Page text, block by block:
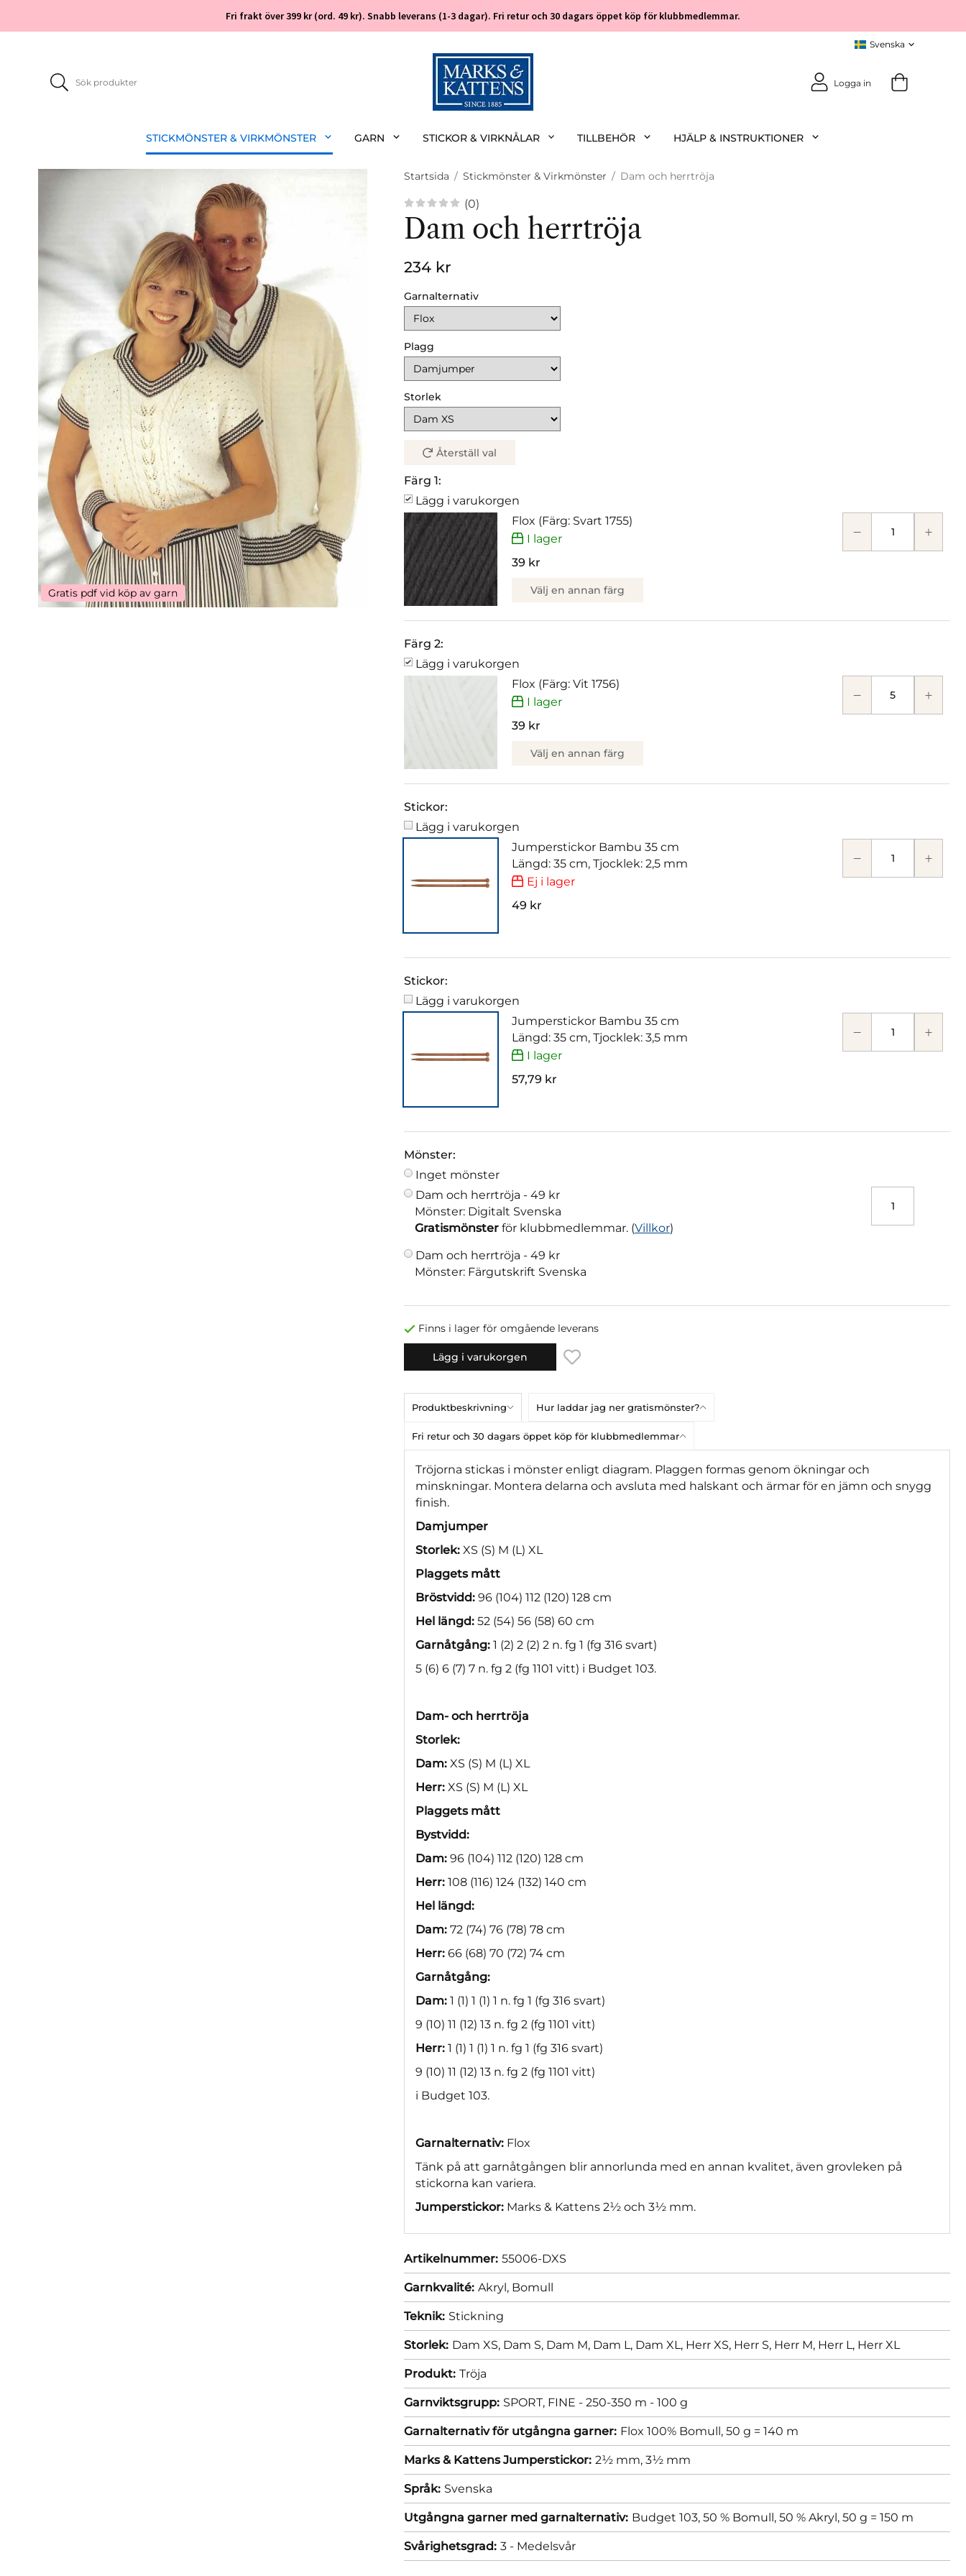
Fri frakt över 399 kr (ord. 49 kr). Snabb leverans (1-3 dagar). Fri retur och 30 dagars öppet köp för klubbmedlemmar.
Logga in
STICKMÖNSTER & VIRKMÖNSTER GARN STICKOR & VIRKNÅLAR TILLBEHÖR HJÄLP & INSTRUKTIONER
Gratis pdf vid köp av garn
Startsida / Stickmönster & Virkmönster / Dam och herrtröja
(0)
Dam och herrtröja
234 kr
Garnalternativ
Plagg
Storlek
Återställ val
Färg 1:
Lägg i varukorgen
Flox (Färg: Svart 1755)
I lager
39 kr
Välj en annan färg
Färg 2:
Lägg i varukorgen
Flox (Färg: Vit 1756)
I lager
39 kr
Välj en annan färg
Stickor:
Lägg i varukorgen
Jumperstickor Bambu 35 cm
Längd: 35 cm, Tjocklek: 2,5 mm
Ej i lager
49 kr
Stickor:
Lägg i varukorgen
Jumperstickor Bambu 35 cm
Längd: 35 cm, Tjocklek: 3,5 mm
I lager
57,79 kr
Mönster:
Inget mönster
Dam och herrtröja - 49 kr
Mönster: Digitalt Svenska
Gratismönster för klubbmedlemmar. (Villkor)
Dam och herrtröja - 49 kr
Mönster: Färgutskrift Svenska
Finns i lager för omgående leverans
Lägg i varukorgen
Produktbeskrivning Hur laddar jag ner gratismönster?
Fri retur och 30 dagars öppet köp för klubbmedlemmar
Tröjorna stickas i mönster enligt diagram. Plaggen formas genom ökningar och
minskningar. Montera delarna och avsluta med halskant och ärmar för en jämn och snygg
finish.
Damjumper
Storlek: XS (S) M (L) XL
Plaggets mått
Bröstvidd: 96 (104) 112 (120) 128 cm
Hel längd: 52 (54) 56 (58) 60 cm
Garnåtgång: 1 (2) 2 (2) 2 n. fg 1 (fg 316 svart)
5 (6) 6 (7) 7 n. fg 2 (fg 1101 vitt) i Budget 103.
Dam- och herrtröja
Storlek:
Dam: XS (S) M (L) XL
Herr: XS (S) M (L) XL
Plaggets mått
Bystvidd:
Dam: 96 (104) 112 (120) 128 cm
Herr: 108 (116) 124 (132) 140 cm
Hel längd:
Dam: 72 (74) 76 (78) 78 cm
Herr: 66 (68) 70 (72) 74 cm
Garnåtgång:
Dam: 1 (1) 1 (1) 1 n. fg 1 (fg 316 svart)
9 (10) 11 (12) 13 n. fg 2 (fg 1101 vitt)
Herr: 1 (1) 1 (1) 1 n. fg 1 (fg 316 svart)
9 (10) 11 (12) 13 n. fg 2 (fg 1101 vitt)
i Budget 103.
Garnalternativ: Flox
Tänk på att garnåtgången blir annorlunda med en annan kvalitet, även grovleken på
stickorna kan variera.
Jumperstickor: Marks & Kattens 2½ och 3½ mm.
Artikelnummer: 55006-DXS
Garnkvalité: Akryl, Bomull
Teknik: Stickning
Storlek: Dam XS, Dam S, Dam M, Dam L, Dam XL, Herr XS, Herr S, Herr M, Herr L, Herr XL
Produkt: Tröja
Garnviktsgrupp: SPORT, FINE - 250-350 m - 100 g
Garnalternativ för utgångna garner: Flox 100% Bomull, 50 g = 140 m
Marks & Kattens Jumperstickor: 2½ mm, 3½ mm
Språk: Svenska
Utgångna garner med garnalternativ: Budget 103, 50 % Bomull, 50 % Akryl, 50 g = 150 m
Svårighetsgrad: 3 - Medelsvår